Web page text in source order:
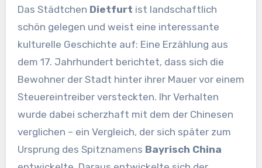
Das Städtchen Dietfurt ist landschaftlich
schön gelegen und weist eine interessante
kulturelle Geschichte auf: Eine Erzählung aus
dem 17. Jahrhundert berichtet, dass sich die
Bewohner der Stadt hinter ihrer Mauer vor einem
Steuereintreiber versteckten. Ihr Verhalten
wurde dabei scherzhaft mit dem der Chinesen
verglichen – ein Vergleich, der sich später zum
Ursprung des Spitznamens Bayrisch China